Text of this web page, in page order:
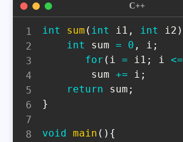
int sum ( int i1 , int i2 )
int
sum = 0 , i ;
for ( i = i1 ; i <=
        sum
+= i ;
return sum ;
}
void main ( ) {
C++